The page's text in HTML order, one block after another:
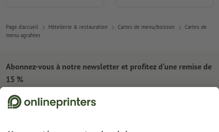
Page d'accueil Hôtellerie & restauration Cartes de menu/boisson
Cartes de
menu agrafées
À propos de nous
Abonnez-vous à notre newsletter et profitez d'une remise de
15 %